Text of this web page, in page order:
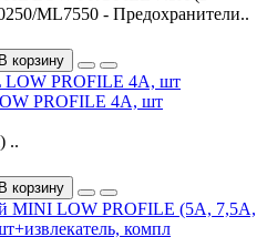
ML7550 - Предохранители..
В корзину
PROFILE 4A, шт
..
В корзину